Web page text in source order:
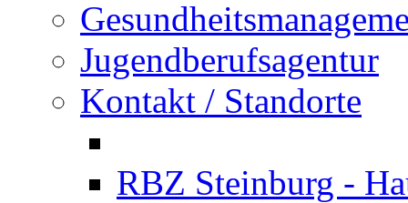
Jugendberufsagentur
Kontakt / Standorte
RBZ Steinburg -